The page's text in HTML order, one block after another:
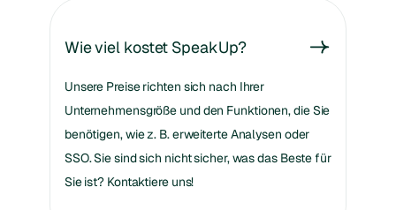
Wie viel kostet SpeakUp?
Unsere Preise richten sich nach Ihrer
Unternehmensgröße und den Funktionen, die Sie
benötigen, wie z. B. erweiterte Analysen oder
SSO. Sie sind sich nicht sicher, was das Beste für
Sie ist? Kontaktiere uns!